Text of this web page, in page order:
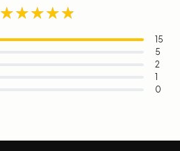
★★★★★
★★★★★
★★★★★
15
5
2
1
0